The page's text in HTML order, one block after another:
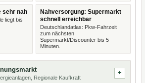
sehr nah
liegt bis
Nahversorgung: Supermarkt
schnell erreichbar
Deutschlandatlas: Pkw-Fahrzeit
zum nächsten
Supermarkt/Discounter bis 5
Minuten.
Regionale Kaufkraft